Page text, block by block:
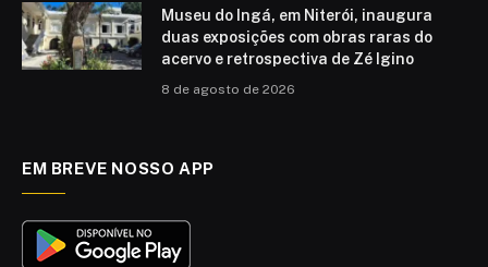
Museu do Ingá, em Niterói, inaugura
duas exposições com obras raras do
acervo e retrospectiva de Zé Igino
8 de agosto de 2026
EM BREVE NOSSO APP